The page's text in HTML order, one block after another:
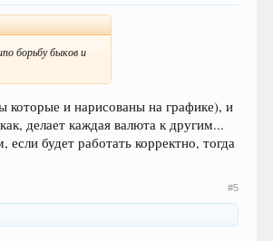
борьбу быков и
и нарисованы на графике), и
делает каждая валюта к другим...
будет работать корректно, тогда
#5